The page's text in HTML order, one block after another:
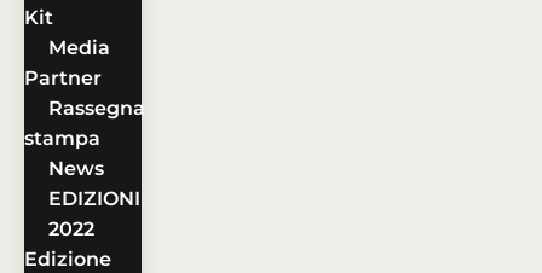
Kit
Media
Partner
Rassegna
stampa
News
EDIZIONI
2022
Edizione